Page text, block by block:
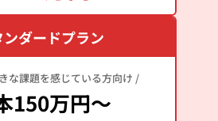
ンダードプラン
な課題を感じている方向け /
150万円～